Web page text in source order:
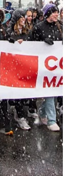
por el centro de
Corpus Christi, los
invitados a dar
en la Eucaristía. A
conocido por ir
en sus
y curando toda
era cierto hace